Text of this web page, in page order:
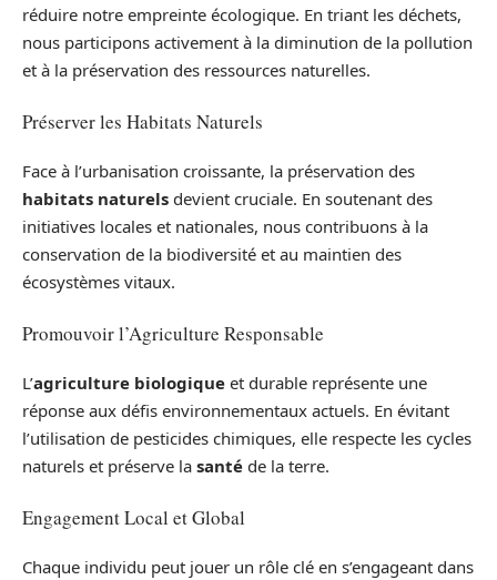
réduire notre empreinte écologique. En triant les déchets,
nous participons activement à la diminution de la pollution
et à la préservation des ressources naturelles.
Préserver les Habitats Naturels
Face à l’urbanisation croissante, la préservation des
habitats naturels devient cruciale. En soutenant des
initiatives locales et nationales, nous contribuons à la
conservation de la biodiversité et au maintien des
écosystèmes vitaux.
Promouvoir l’Agriculture Responsable
L’agriculture biologique et durable représente une
réponse aux défis environnementaux actuels. En évitant
l’utilisation de pesticides chimiques, elle respecte les cycles
naturels et préserve la santé de la terre.
Engagement Local et Global
Chaque individu peut jouer un rôle clé en s’engageant dans